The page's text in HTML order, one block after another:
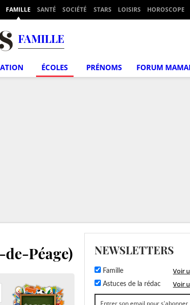
FAMILLE SANTÉ SOCIÉTÉ STARS LOISIRS HOROSCOPE
FAMILLE
ÉCOLES PRÉNOMS FORUM
Péage) NEWSLETTERS
Famille Voir
Astuces de la rédac Voir